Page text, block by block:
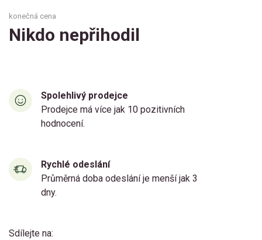
konečná cena
Nikdo nepřihodil
Spolehlivý prodejce
Prodejce má více jak 10 pozitivních
hodnocení.
Rychlé odeslání
Průměrná doba odeslání je menší jak 3
dny.
Sdílejte na: